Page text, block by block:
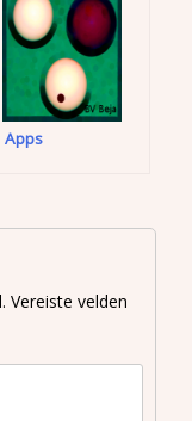
Apps
Vereiste velden